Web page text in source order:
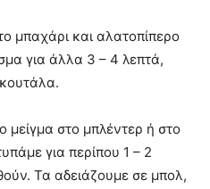
μπαχάρι και αλατοπίπερο
για άλλα 3 – 4 λεπτά,
μείγμα στο μπλέντερ ή στο
για περίπου 1 – 2
Τα αδειάζουμε σε μπολ,